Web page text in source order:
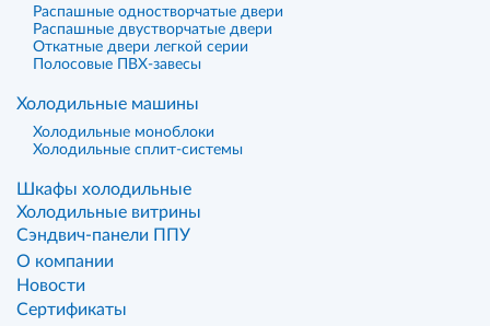
Распашные одностворчатые двери
Распашные двустворчатые двери
Откатные двери легкой серии
Полосовые ПВХ-завесы
Холодильные машины
Холодильные моноблоки
Холодильные сплит-системы
Шкафы холодильные
Холодильные витрины
Сэндвич-панели ППУ
О компании
Новости
Сертификаты